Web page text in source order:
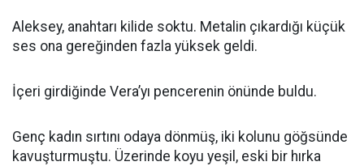
Aleksey, anahtarı kilide soktu. Metalin çıkardığı küçük
ses ona gereğinden fazla yüksek geldi.
İçeri girdiğinde Vera’yı pencerenin önünde buldu.
Genç kadın sırtını odaya dönmüş, iki kolunu göğsünde
kavuşturmuştu. Üzerinde koyu yeşil, eski bir hırka